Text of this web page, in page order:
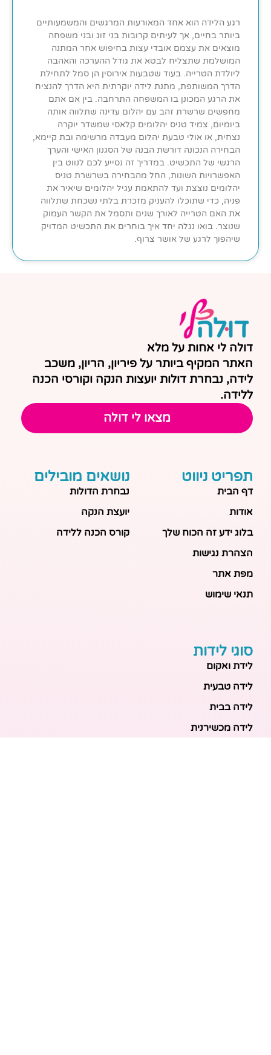
רגע הלידה הוא אחד המאורעות המרגשים והמשמעותיים
ביותר בחיים, אך לעיתים קרובות בני זוג ובני משפחה
מוצאים את עצמם אובדי עצות בחיפוש אחר המתנה
המושלמת שתצליח לבטא את גודל ההערכה והאהבה
ליולדת הטרייה. בעוד שטבעות אירוסין הן סמל לתחילת
הדרך המשותפת, מתנת לידה יוקרתית היא הדרך להנציח
את הרגע המכונן בו המשפחה התרחבה. בין אם אתם
מחפשים שרשרת זהב עם יהלום עדינה שתלווה אותה
ביומיום, צמיד טניס יהלומים קלאסי שמשדר יוקרה
נצחית, או אולי טבעת יהלום מעבדה מרשימה ובת קיימא,
הבחירה הנכונה דורשת הבנה של הסגנון האישי והערך
הרגשי של התכשיט. במדריך זה נסייע לכם לנווט בין
האפשרויות השונות, החל מהבחירה בשרשרת טניס
יהלומים נוצצת ועד להתאמת עגיל יהלומים שיאיר את
פניה, כדי שתוכלו להעניק מזכרת בלתי נשכחת שתלווה
את האם הטרייה לאורך שנים ותסמל את הקשר העמוק
שנוצר. בואו נגלה יחד איך בוחרים את התכשיט המדויק
שיהפוך לרגע של אושר צרוף.
דולה לי אחות על מלא
האתר המקיף ביותר על פיריון, הריון, משכב
לידה, נבחרת דולות יועצות הנקה וקורסי הכנה
ללידה.
מצאו לי דולה
תפריט ניווט
דף הבית
אודות
בלוג ידע זה הכוח שלך
הצהרת נגישות
מפת אתר
תנאי שימוש
נושאים מובילים
נבחרת הדולות
יועצת הנקה
קורס הכנה ללידה
סוגי לידות
לידת ואקום
לידה טבעית
לידה בבית
לידה מכשירנית